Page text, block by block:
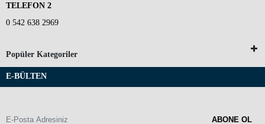
TELEFON 2
0 542 638 2969
Popüler Kategoriler
E-BÜLTEN
ABONE OL